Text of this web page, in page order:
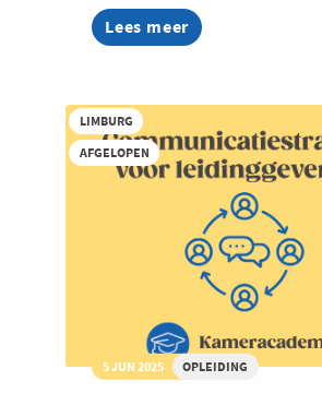
Lees meer
about
Masterclass
Loslaten
en
delegeren
in
bereidheid
LIMBURG
AFGELOPEN
5 JUN 2025 OPLEIDING